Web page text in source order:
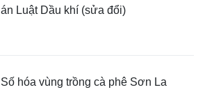
án Luật Dầu khí (sửa đổi)
Số hóa vùng trồng cà phê Sơn La